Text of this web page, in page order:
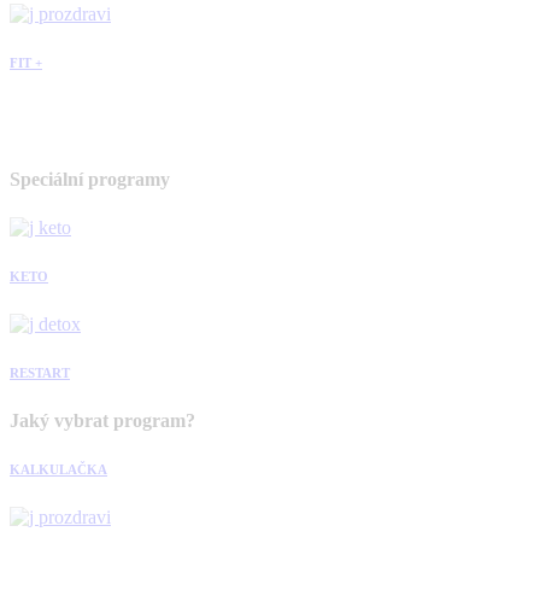
FIT +
Speciální programy
KETO
RESTART
Jaký vybrat program?
KALKULAČKA